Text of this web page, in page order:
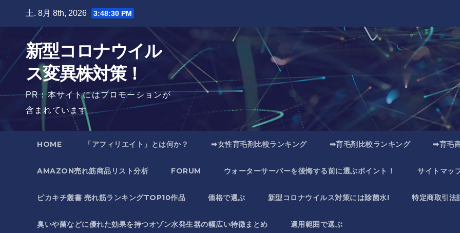
土. 8月 8th, 2026 3:48:31 PM
新型コロナウイル
ス変異株対策！
PR：本サイトにはプロモーションが
含まれています
HOME 「アフィリエイト」とは何か？ ➡女性育毛剤比較ランキング ➡育毛剤比較ランキング ➡育毛
AMAZON売れ筋商品リスト分析 FORUM ウォーターサーバーを後悔する前に選ぶポイント！ サイトマッ
ピカキチ叢書 売れ筋ランキングTOP10作品 価格で選ぶ 新型コロナウイルス対策には除菌水! 特定商取引法
臭いや菌などに優れた効果を持つオゾン水発生器の幅広い特徴まとめ 適用範囲で選ぶ